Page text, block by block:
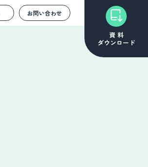
お問い合わせ
資 料
ダウンロード